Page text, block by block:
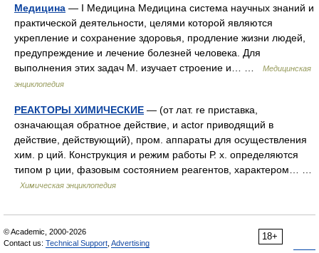
Медицина — I Медицина Медицина система научных знаний и
практической деятельности, целями которой являются
укрепление и сохранение здоровья, продление жизни людей,
предупреждение и лечение болезней человека. Для
выполнения этих задач М. изучает строение и… …
Медицинская
энциклопедия
РЕАКТОРЫ ХИМИЧЕСКИЕ — (от лат. rе приставка,
означающая обратное действие, и actor приводящий в
действие, действующий), пром. аппараты для осуществления
хим. р ций. Конструкция и режим работы Р. х. определяются
типом р ции, фазовым состоянием реагентов, характером… …
Химическая энциклопедия
18+
© Academic, 2000-2026
Contact us: Technical Support Advertising